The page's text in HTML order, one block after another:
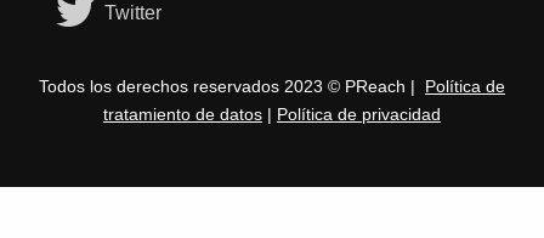
Twitter
Todos los derechos reservados 2023 © PReach | Política de
tratamiento de datos | Política de privacidad